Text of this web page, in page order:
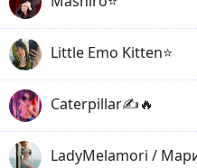
Little Emo Kitten⭐️
Caterpillar✍️🔥
LadyMelamori /